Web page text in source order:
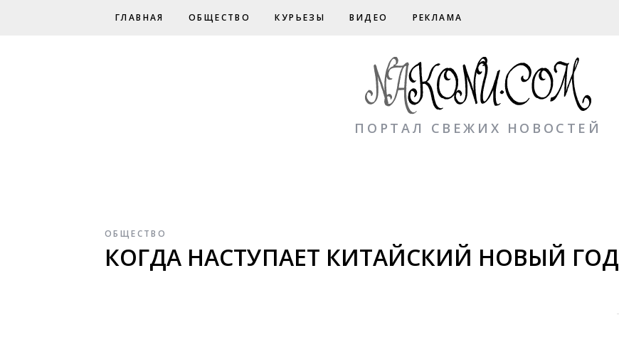
ГЛАВНАЯ ОБЩЕСТВО КУРЬЕЗЫ ВИДЕО РЕКЛАМА
ПОРТАЛ СВЕЖИХ НОВОСТЕЙ
ОБЩЕСТВО
КОГДА НАСТУПАЕТ КИТАЙСКИЙ НОВЫЙ ГОД